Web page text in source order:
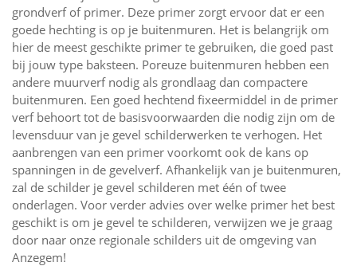
grondverf of primer. Deze primer zorgt ervoor dat er een
goede hechting is op je buitenmuren. Het is belangrijk om
hier de meest geschikte primer te gebruiken, die goed past
bij jouw type baksteen. Poreuze buitenmuren hebben een
andere muurverf nodig als grondlaag dan compactere
buitenmuren. Een goed hechtend fixeermiddel in de primer
verf behoort tot de basisvoorwaarden die nodig zijn om de
levensduur van je gevel schilderwerken te verhogen. Het
aanbrengen van een primer voorkomt ook de kans op
spanningen in de gevelverf. Afhankelijk van je buitenmuren,
zal de schilder je gevel schilderen met één of twee
onderlagen. Voor verder advies over welke primer het best
geschikt is om je gevel te schilderen, verwijzen we je graag
door naar onze regionale schilders uit de omgeving van
Anzegem!